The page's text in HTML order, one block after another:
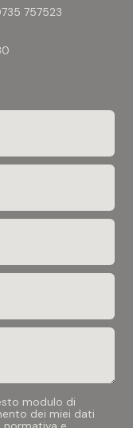
757523
modulo di
dei miei dati